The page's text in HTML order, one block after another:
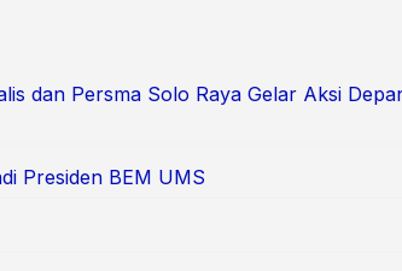
dan Persma Solo Raya Gelar Aksi
Presiden BEM UMS